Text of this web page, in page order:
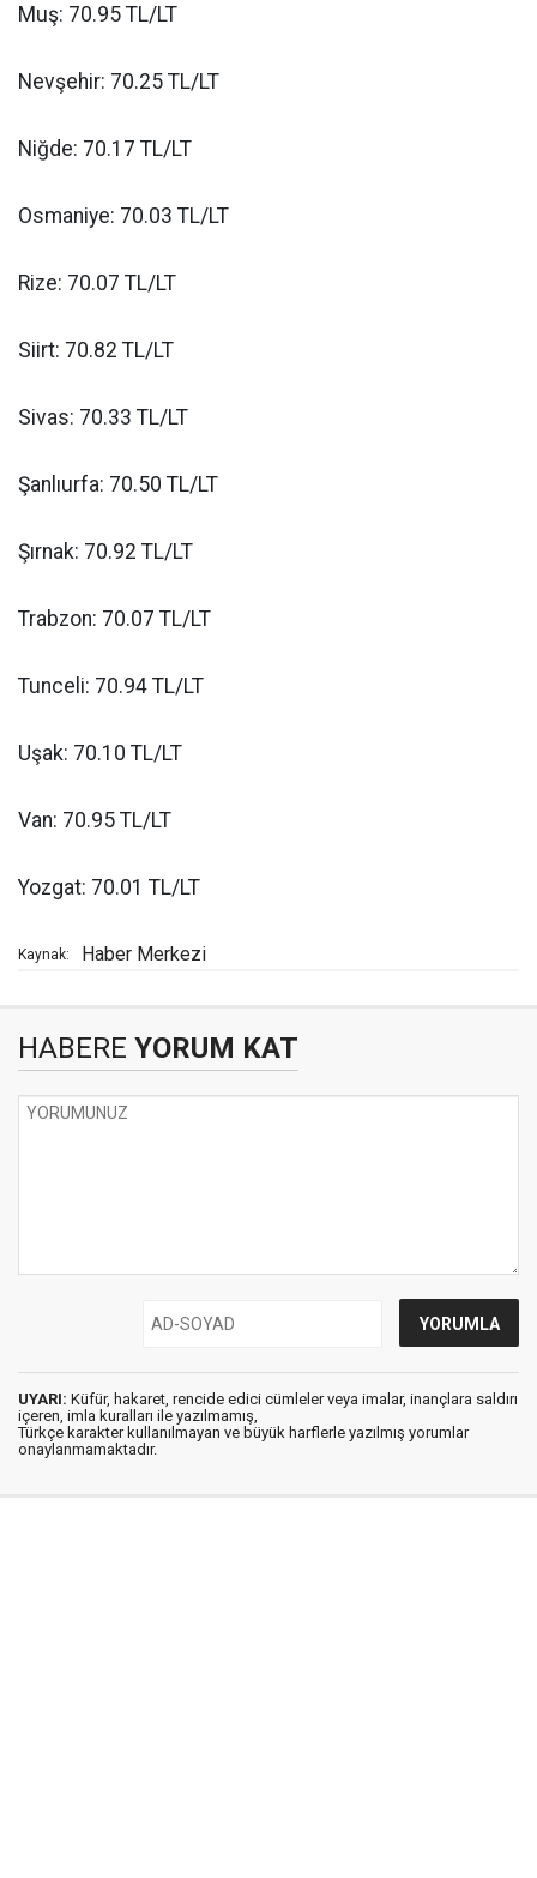
Muş: 70.95 TL/LT
Nevşehir: 70.25 TL/LT
Niğde: 70.17 TL/LT
Osmaniye: 70.03 TL/LT
Rize: 70.07 TL/LT
Siirt: 70.82 TL/LT
Sivas: 70.33 TL/LT
Şanlıurfa: 70.50 TL/LT
Şırnak: 70.92 TL/LT
Trabzon: 70.07 TL/LT
Tunceli: 70.94 TL/LT
Uşak: 70.10 TL/LT
Van: 70.95 TL/LT
Yozgat: 70.01 TL/LT
Kaynak: Haber Merkezi
HABERE YORUM KAT
UYARI: Küfür, hakaret, rencide edici cümleler veya imalar, inançlara saldırı
içeren, imla kuralları ile yazılmamış,
Türkçe karakter kullanılmayan ve büyük harflerle yazılmış yorumlar
onaylanmamaktadır.